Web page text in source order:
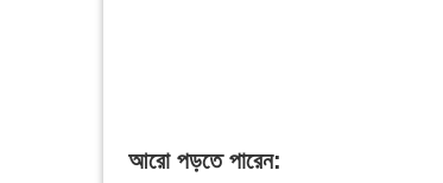
আরো পড়তে পারেন: